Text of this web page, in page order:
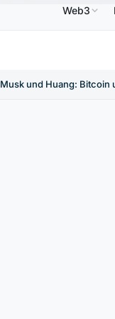
↑0.00% BNB
Web3
und Huang: Bitcoin